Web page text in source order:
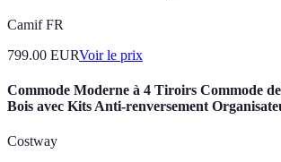
Camif FR
799.00 EURVoir le prix
Commode Moderne à 4 Tiroirs Commode
Bois avec Kits Anti-renversement
Costway